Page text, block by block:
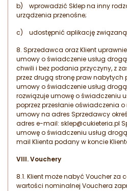
b) wprowadzić Sklep na inny
urządzenia przenośne;
c) udostępnić aplikację związaną
8. Sprzedawca oraz Klient
umowy o świadczenie usług
chwili i bez podania przyczyny, z
przez drugą stronę praw nabytych
umowy o świadczenie usług
rozwiązuje umowę o świadczeniu
poprzez przesłanie oświadczenia
umowy na adres Sprzedawcy
adres e-mail: sklep@cukieteria.pl
umowę o świadczeniu usług
mail Klienta podany w koncie
VIII. Vouchery
8.1. Klient może nabyć Voucher
wartości nominalnej Vouchera